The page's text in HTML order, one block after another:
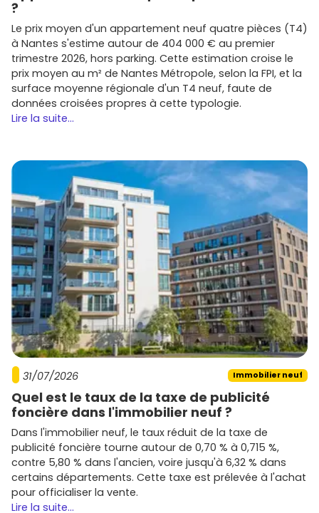
critères, je t'aide à cibler les meilleures options pour ton
projet d'immobilier neuf à Saint-Herblain.
?
Le prix moyen d'un appartement neuf quatre pièces (T4)
à Nantes s'estime autour de 404 000 € au premier
trimestre 2026, hors parking. Cette estimation croise le
prix moyen au m² de Nantes Métropole, selon la FPI, et la
surface moyenne régionale d'un T4 neuf, faute de
données croisées propres à cette typologie.
Lire la suite...
31/07/2026 Immobilier neuf
Quel est le taux de la taxe de publicité
foncière dans l'immobilier neuf ?
Dans l'immobilier neuf, le taux réduit de la taxe de
publicité foncière tourne autour de 0,70 % à 0,715 %,
contre 5,80 % dans l'ancien, voire jusqu'à 6,32 % dans
certains départements. Cette taxe est prélevée à l'achat
pour officialiser la vente.
Lire la suite...